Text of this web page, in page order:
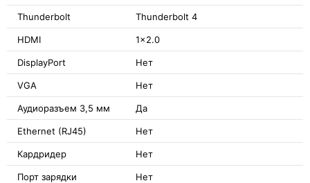
Thunderbolt Thunderbolt 4
HDMI 1x2.0
DisplayPort Нет
VGA Нет
Аудиоразъем 3,5 мм Да
Ethernet (RJ45) Нет
Кардридер Нет
Порт зарядки Нет